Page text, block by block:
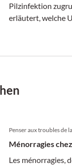
Pilzinfektion
erläutert, welche
Penser aux troubles de
Ménorragies
Les ménorragies,